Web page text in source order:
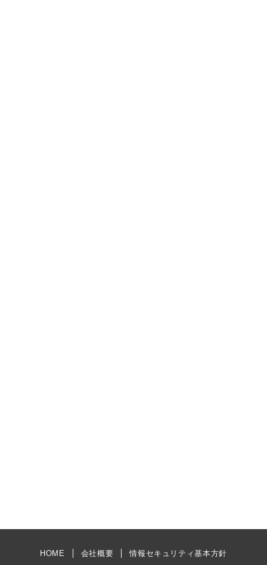
HOME 会社概要
情報セキュリティ基本方針